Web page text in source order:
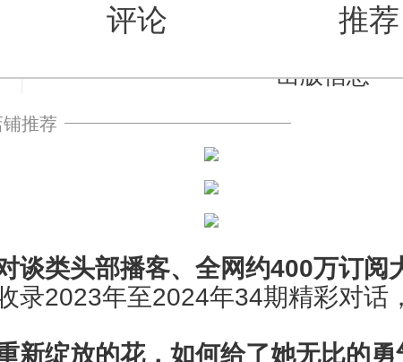
评论 推荐
出版信息
铺推荐
谈类头部播客、全网约400万订阅
录2023年至2024年34期精彩对话
绽放的花，如何给了她无比的勇